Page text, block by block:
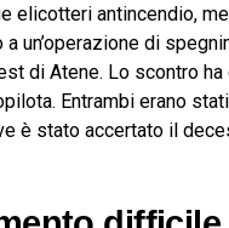
elicotteri antincendio,
a un’operazione di
di Atene. Lo scontro
Entrambi erano
è stato accertato il